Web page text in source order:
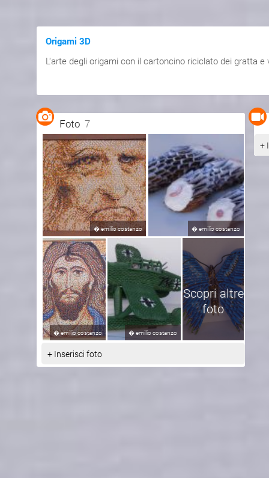
Origami 3D
L'arte degli origami con il cartoncino riciclato dei gratta e
Foto7
�emilio costanzo �emilio costanzo
�emilio costanzo �emilio costanzo
Scopri altre
foto
+ Inserisci foto
+